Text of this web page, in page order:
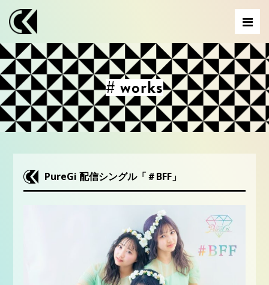
# works
PureGi 配信シングル「＃BFF」